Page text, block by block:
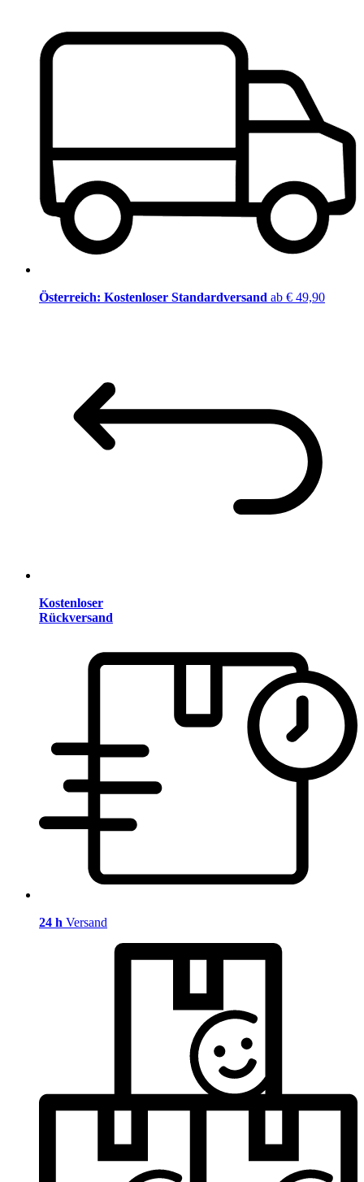
Österreich: Kostenloser Standardversand ab € 49,90
Kostenloser
Rückversand
24 h Versand